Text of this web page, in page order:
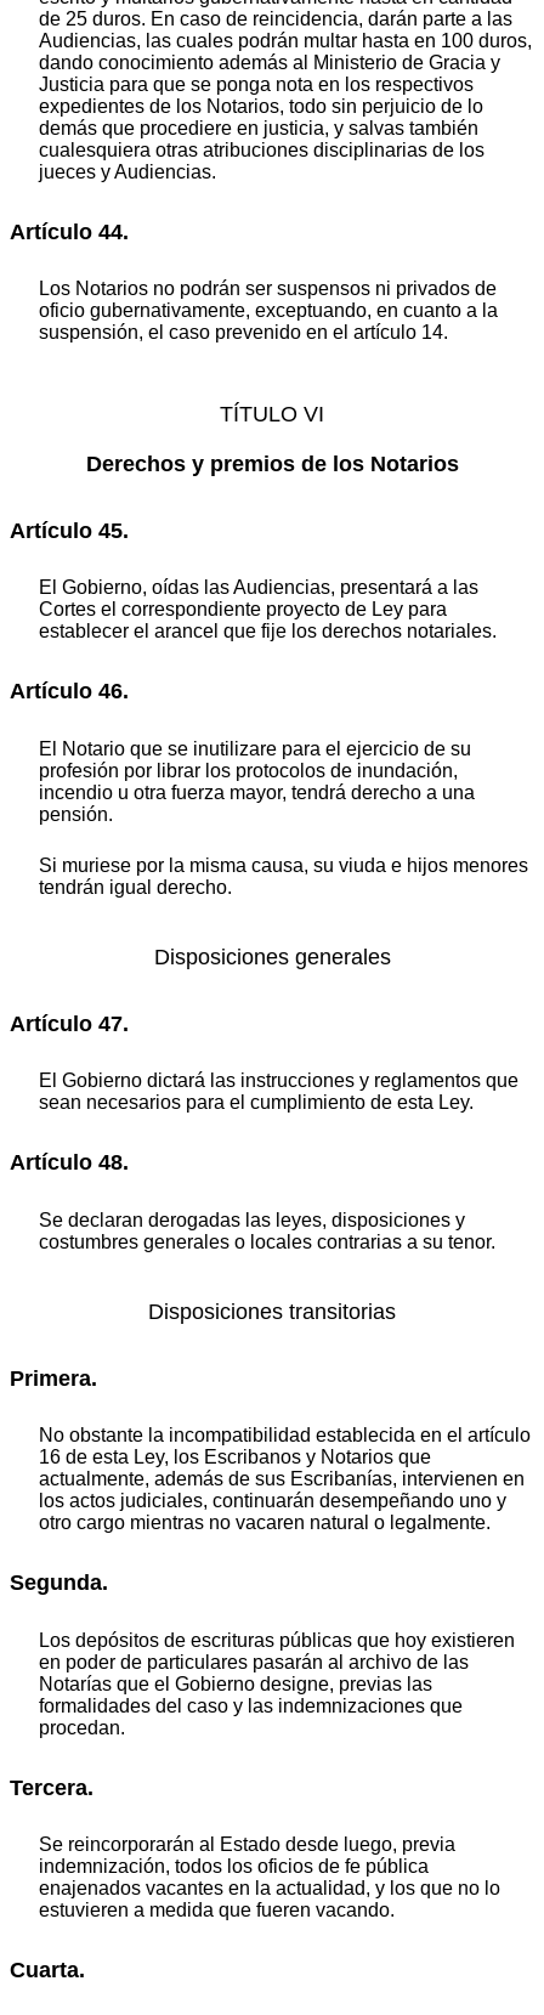
de 25 duros. En caso de reincidencia, darán parte a las
Audiencias, las cuales podrán multar hasta en 100 duros,
dando conocimiento además al Ministerio de Gracia y
Justicia para que se ponga nota en los respectivos
expedientes de los Notarios, todo sin perjuicio de lo
demás que procediere en justicia, y salvas también
cualesquiera otras atribuciones disciplinarias de los
jueces y Audiencias.
Artículo 44.
Los Notarios no podrán ser suspensos ni privados de
oficio gubernativamente, exceptuando, en cuanto a la
suspensión, el caso prevenido en el artículo 14.
TÍTULO VI
Derechos y premios de los Notarios
Artículo 45.
El Gobierno, oídas las Audiencias, presentará a las
Cortes el correspondiente proyecto de Ley para
establecer el arancel que fije los derechos notariales.
Artículo 46.
El Notario que se inutilizare para el ejercicio de su
profesión por librar los protocolos de inundación,
incendio u otra fuerza mayor, tendrá derecho a una
pensión.
Si muriese por la misma causa, su viuda e hijos menores
tendrán igual derecho.
Disposiciones generales
Artículo 47.
El Gobierno dictará las instrucciones y reglamentos que
sean necesarios para el cumplimiento de esta Ley.
Artículo 48.
Se declaran derogadas las leyes, disposiciones y
costumbres generales o locales contrarias a su tenor.
Disposiciones transitorias
Primera.
No obstante la incompatibilidad establecida en el artículo
16 de esta Ley, los Escribanos y Notarios que
actualmente, además de sus Escribanías, intervienen en
los actos judiciales, continuarán desempeñando uno y
otro cargo mientras no vacaren natural o legalmente.
Segunda.
Los depósitos de escrituras públicas que hoy existieren
en poder de particulares pasarán al archivo de las
Notarías que el Gobierno designe, previas las
formalidades del caso y las indemnizaciones que
procedan.
Tercera.
Se reincorporarán al Estado desde luego, previa
indemnización, todos los oficios de fe pública
enajenados vacantes en la actualidad, y los que no lo
estuvieren a medida que fueren vacando.
Cuarta.